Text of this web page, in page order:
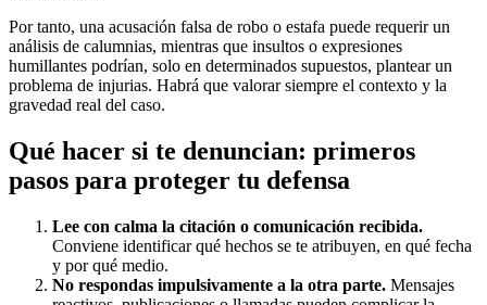
Por tanto, una acusación falsa de robo o estafa puede requerir un
análisis de calumnias, mientras que insultos o expresiones
humillantes podrían, solo en determinados supuestos, plantear un
problema de injurias. Habrá que valorar siempre el contexto y la
gravedad real del caso.
Qué hacer si te denuncian: primeros
pasos para proteger tu defensa
Lee con calma la citación o comunicación recibida.
Conviene identificar qué hechos se te atribuyen, en qué fecha
y por qué medio.
No respondas impulsivamente a la otra parte. Mensajes